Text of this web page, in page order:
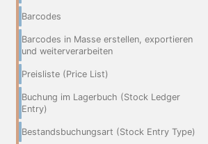
Barcodes
Barcodes in Masse erstellen, exportieren
und weiterverarbeiten
Preisliste (Price List)
Buchung im Lagerbuch (Stock Ledger
Entry)
Bestandsbuchungsart (Stock Entry Type)